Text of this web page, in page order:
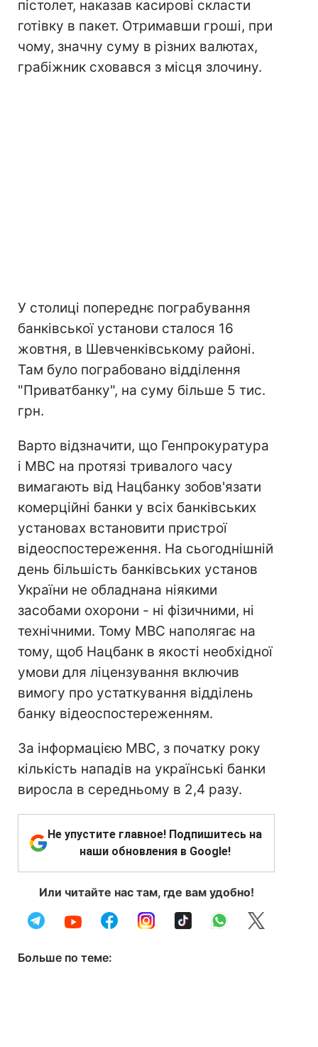
пістолет, наказав касирові скласти
готівку в пакет. Отримавши гроші, при
чому, значну суму в різних валютах,
грабіжник сховався з місця злочину.
У столиці попереднє пограбування
банківської установи сталося 16
жовтня, в Шевченківському районі.
Там було пограбовано відділення
"Приватбанку", на суму більше 5 тис.
грн.
Варто відзначити, що Генпрокуратура
і МВС на протязі тривалого часу
вимагають від Нацбанку зобов'язати
комерційні банки у всіх банківських
установах встановити пристрої
відеоспостереження. На сьогоднішній
день більшість банківських установ
України не обладнана ніякими
засобами охорони - ні фізичними, ні
технічними. Тому МВС наполягає на
тому, щоб Нацбанк в якості необхідної
умови для ліцензування включив
вимогу про устаткування відділень
банку відеоспостереженням.
За інформацією МВС, з початку року
кількість нападів на українські банки
виросла в середньому в 2,4 разу.
Не упустите главное! Подпишитесь на
наши обновления в Google!
Или читайте нас там, где вам удобно!
Больше по теме: